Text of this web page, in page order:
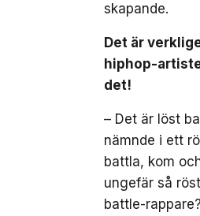
skapande.
Det är
hiphop-
det!
– Det är löst
nämnde i ett
battla, kom
ungefär så
battle-